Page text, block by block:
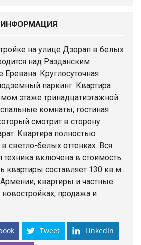
ИНФОРМАЦИЯ
на улице Дзорап в белых
над Разданским
Круглосуточная
паркинг. Квартира
этаже тринадцатиэтажной
комнаты, гостиная
смотрит в сторону
Квартира полностью
светло-белых оттенках. Вся
включена в стоимость
квартиры составляет 130 кв.м..
квартиры и частные
продажа и
Tweet LinkedIn